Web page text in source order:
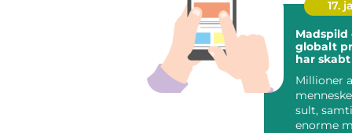
17.
Madspild
globalt
har
en bred
over
Millioner
sult,
enorme